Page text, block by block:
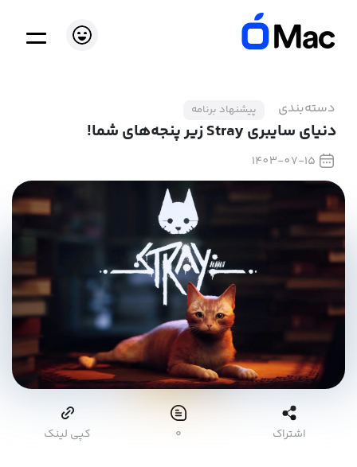
دسته‌بندی پیشنهاد برنامه
دنیای سایبری Stray زیر پنجه‌های شما!
1403-07-15
اشتراک ۰ کپی لینک